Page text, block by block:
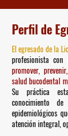
Perfil de
El egresado de la
profesionista con
promover,
salud bucodental
Su práctica
conocimiento
epidemiológicos
atención integral,